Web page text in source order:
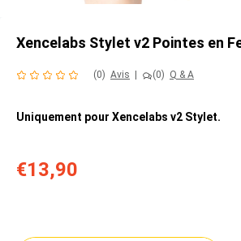
Xencelabs Stylet v2 Pointes en
(0) Avis (0) Q & A
Uniquement pour Xencelabs v2 Stylet.
€13,90